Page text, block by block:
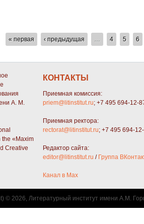
« первая ‹ предыдущая … 4 5 6
А. М.
the «Maxim
Creative
КОНТАКТЫ
Приемная комиссия:
priem@litinstitut.ru; +7 495 694-12-
Приемная ректора:
rectorat@litinstitut.ru; +7 495 694-
Редактор сайта:
editor@litinstitut.ru / Группа
Канал в Max
© 2026, Литературный институт имени А.М.